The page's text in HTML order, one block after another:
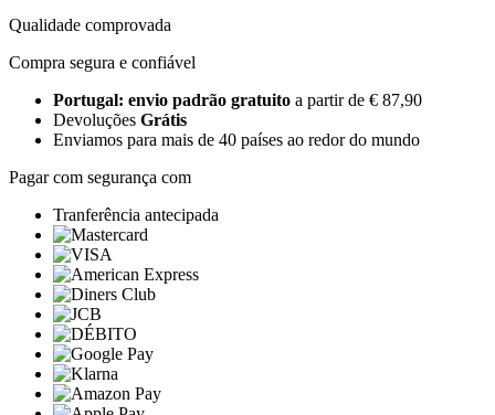
Qualidade comprovada
Compra segura e confiável
Portugal: envio padrão gratuito a partir de € 87,90
Devoluções Grátis
Enviamos para mais de 40 países ao redor do mundo
Pagar com segurança com
Tranferência antecipada